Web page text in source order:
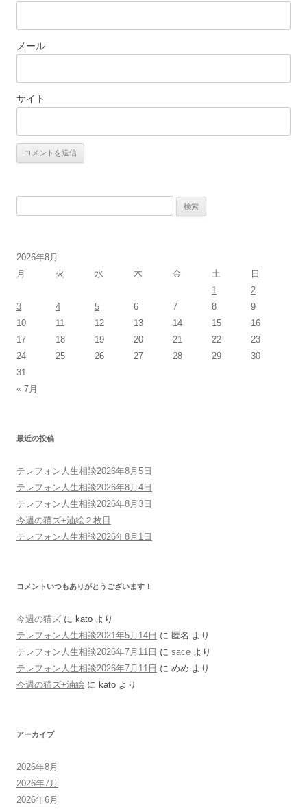
メール
サイト
2026年8月
月
火 水 木 金 土
日
1
2
3
4 5 6 7 8
9
10
11 12 13 14 15
16
17
18 19 20 21 22
23
24
25 26 27 28 29
30
31
« 7月
最近の投稿
テレフォン人生相談2026年8月5日
テレフォン人生相談2026年8月4日
テレフォン人生相談2026年8月3日
今週の猫ズ+油絵２枚目
テレフォン人生相談2026年8月1日
コメントいつもありがとうございます！
今週の猫ズ に kato より
テレフォン人生相談2021年5月14日 に 匿名 より
テレフォン人生相談2026年7月11日 に sace より
テレフォン人生相談2026年7月11日 に めめ より
今週の猫ズ+油絵 に kato より
アーカイブ
2026年8月
2026年7月
2026年6月